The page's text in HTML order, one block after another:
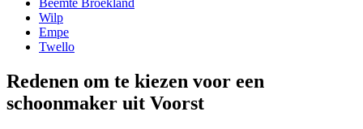
Beemte Broekland
Wilp
Empe
Twello
Redenen om te kiezen voor een
schoonmaker uit Voorst